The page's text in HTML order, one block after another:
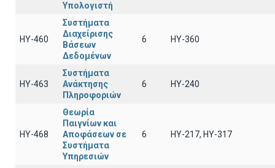
Υπολογιστή
ΗΥ-460
Συστήματα
Διαχείρισης
Βάσεων
Δεδομένων
6 HY-360
ΗΥ-463
Συστήματα
Ανάκτησης
Πληροφοριών
6 HY-240
ΗΥ-468
Θεωρία
Παιγνίων και
Αποφάσεων σε
Συστήματα
Υπηρεσιών
6 ΗΥ-217, ΗΥ-317